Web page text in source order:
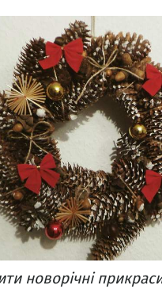
новорічні